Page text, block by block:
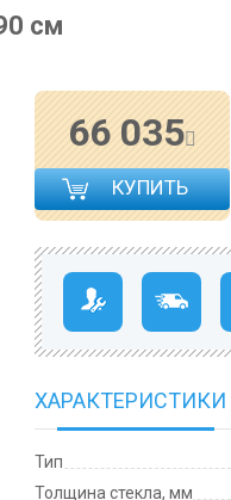
см
66 035
КУПИТЬ
ХАРАКТЕРИСТИКИ
Тип
Толщина стекла, мм